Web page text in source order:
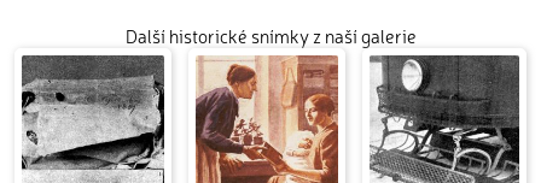
Další historické snímky z naší galerie